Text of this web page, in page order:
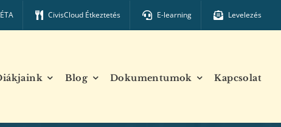
CivisCloud Étkeztetés E-learning Levelezés
Blog Dokumentumok Kapcsolat